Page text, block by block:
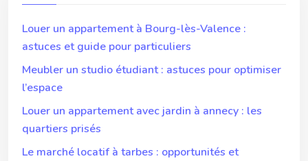
Louer un appartement à Bourg-lès-Valence :
astuces et guide pour particuliers
Meubler un studio étudiant : astuces pour optimiser
l’espace
Louer un appartement avec jardin à annecy : les
quartiers prisés
Le marché locatif à tarbes : opportunités et